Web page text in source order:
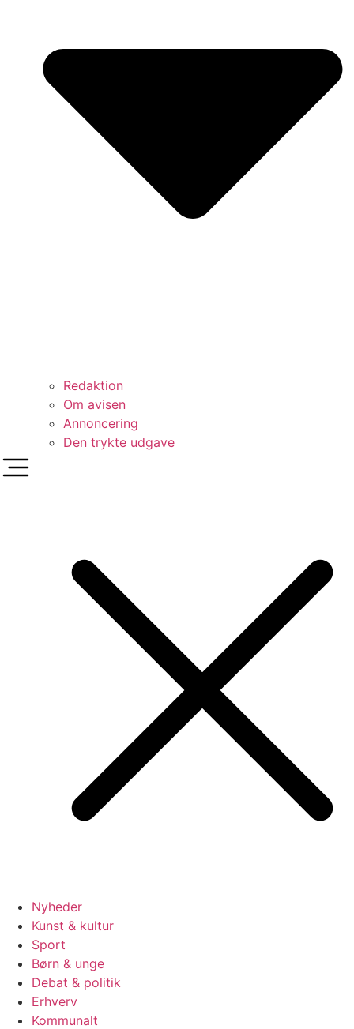
Redaktion
Om avisen
Annoncering
Den trykte udgave
Nyheder
Kunst & kultur
Sport
Børn & unge
Debat & politik
Erhverv
Kommunalt